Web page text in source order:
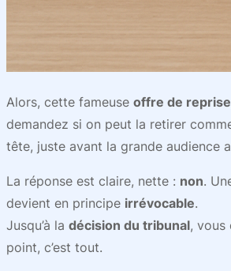
Alors, cette fameuse offre de reprise
demandez si on peut la retirer
tête, juste avant la grande audience
La réponse est claire, nette : non.
devient en principe irrévocable.
Jusqu’à la décision du tribunal, vous
point, c’est tout.